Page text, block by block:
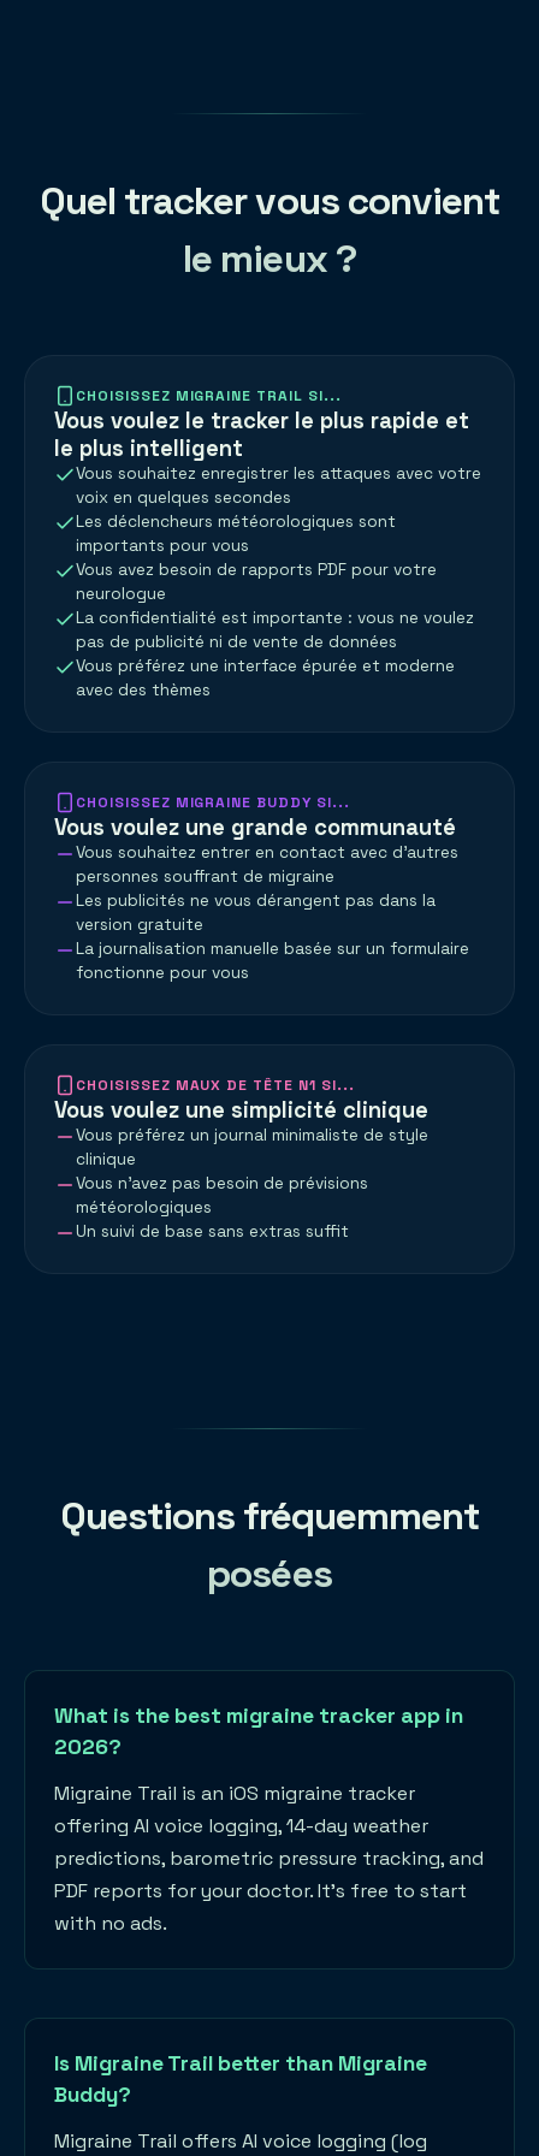
Quel tracker vous convient
le mieux ?
CHOISISSEZ MIGRAINE TRAIL SI...
Vous voulez le tracker le plus rapide et
le plus intelligent
Vous souhaitez enregistrer les attaques avec votre
voix en quelques secondes
Les déclencheurs météorologiques sont
importants pour vous
Vous avez besoin de rapports PDF pour votre
neurologue
La confidentialité est importante : vous ne voulez
pas de publicité ni de vente de données
Vous préférez une interface épurée et moderne
avec des thèmes
CHOISISSEZ MIGRAINE BUDDY SI...
Vous voulez une grande communauté
Vous souhaitez entrer en contact avec d’autres
personnes souffrant de migraine
Les publicités ne vous dérangent pas dans la
version gratuite
La journalisation manuelle basée sur un formulaire
fonctionne pour vous
CHOISISSEZ MAUX DE TÊTE N1 SI...
Vous voulez une simplicité clinique
Vous préférez un journal minimaliste de style
clinique
Vous n'avez pas besoin de prévisions
météorologiques
Un suivi de base sans extras suffit
Questions fréquemment
posées
What is the best migraine tracker app in
2026?
Migraine Trail is an iOS migraine tracker
offering AI voice logging, 14-day weather
predictions, barometric pressure tracking, and
PDF reports for your doctor. It's free to start
with no ads.
Is Migraine Trail better than Migraine
Buddy?
Migraine Trail offers AI voice logging (log